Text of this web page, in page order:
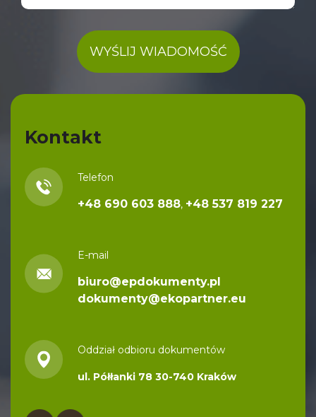
WYŚLIJ WIADOMOŚĆ
A
Kontakt
Telefon
+48 690 603 888, +48 537 819 227
E-mail
biuro@epdokumenty.pl
dokumenty@ekopartner.eu
Oddział odbioru dokumentów
ul. Półłanki 78 30-740 Kraków